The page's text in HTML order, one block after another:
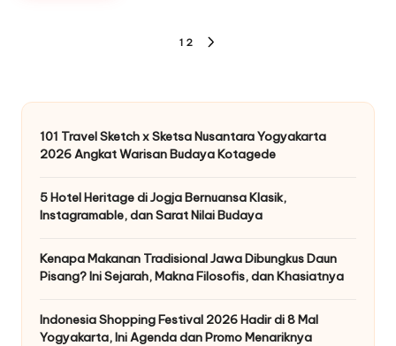
1 2
101 Travel Sketch x Sketsa Nusantara Yogyakarta
2026 Angkat Warisan Budaya Kotagede
5 Hotel Heritage di Jogja Bernuansa Klasik,
Instagramable, dan Sarat Nilai Budaya
Kenapa Makanan Tradisional Jawa Dibungkus Daun
Pisang? Ini Sejarah, Makna Filosofis, dan Khasiatnya
Indonesia Shopping Festival 2026 Hadir di 8 Mal
Yogyakarta, Ini Agenda dan Promo Menariknya